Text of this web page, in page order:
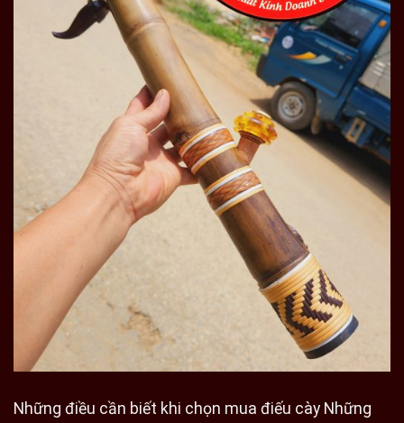
Những điều cần biết khi chọn mua điếu cày Những